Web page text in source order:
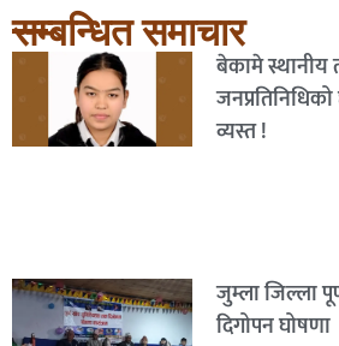
सम्बन्धित समाचार
बेकामे स्थानीय
व्यस्त !
जुम्ला जिल्ला
दिगोपन घोषणा